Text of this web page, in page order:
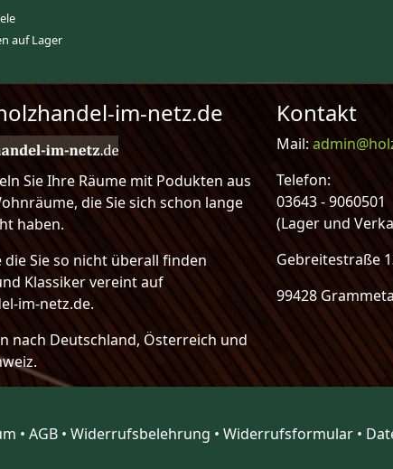
auf Lager
im-netz.de
Sie Ihre Räume mit Podukten aus
die Sie sich schon lange
haben.
Sie so nicht überall finden
Klassiker vereint auf
im-netz.de.
nach Deutschland, Österreich und
Kontakt
Mail:
Telefon:
03643 - 9060501
(Lager und
Gebreitestraße
99428
• AGB • Widerrufsbelehrung • Widerrufsformular •